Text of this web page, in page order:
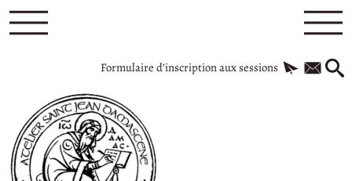
Formulaire d’inscription aux sessions